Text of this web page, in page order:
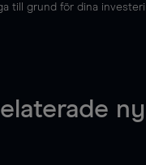
till grund för dina